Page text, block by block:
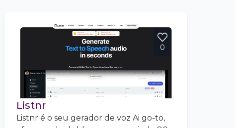
0
Listnr
Listnr é o seu gerador de voz Ai go-to,